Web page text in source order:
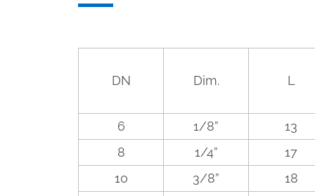
DN Dim. L
6 1/8”
13
8
1/4”
17
10
3/8”
18